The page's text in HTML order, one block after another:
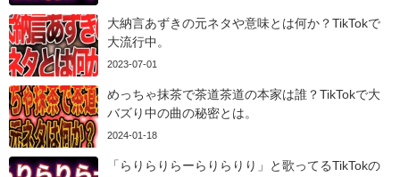
大納言あずきの元ネタや意味とは何か？TikTokで
大流行中。
2023-07-01
めっちゃ抹茶で茶道茶道の本家は誰？TikTokで大
バズり中の曲の秘密とは。
2024-01-18
「らりらりらーらりらりり」と歌ってるTikTokの